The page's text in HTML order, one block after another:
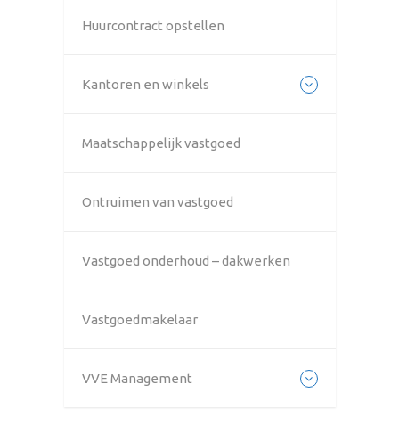
Huurcontract opstellen
Kantoren en winkels
Maatschappelijk vastgoed
Ontruimen van vastgoed
Vastgoed onderhoud – dakwerken
Vastgoedmakelaar
VVE Management